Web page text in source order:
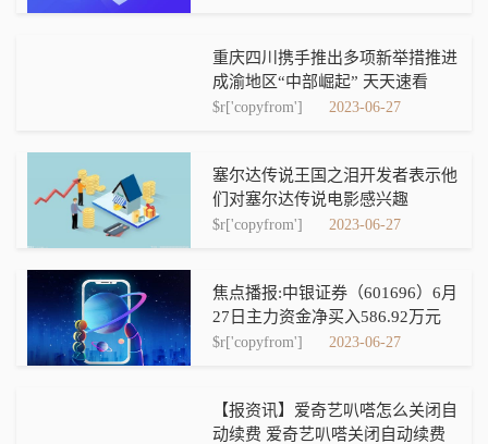
重庆四川携手推出多项新举措推进
成渝地区“中部崛起” 天天速看
$r['copyfrom'] 2023-06-27
塞尔达传说王国之泪开发者表示他
们对塞尔达传说电影感兴趣
$r['copyfrom'] 2023-06-27
焦点播报:中银证券（601696）6月
27日主力资金净买入586.92万元
$r['copyfrom'] 2023-06-27
【报资讯】爱奇艺叭嗒怎么关闭自
动续费 爱奇艺叭嗒关闭自动续费